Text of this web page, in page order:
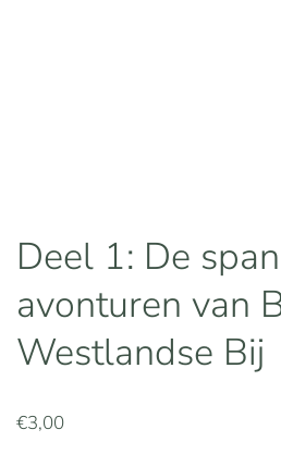
Deel 1: De
avonturen van
Westlandse Bij
€3,00